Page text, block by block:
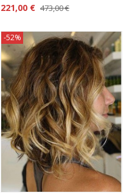
473,00 €
221,00 €
-52%